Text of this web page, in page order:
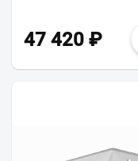
47 420 ₽